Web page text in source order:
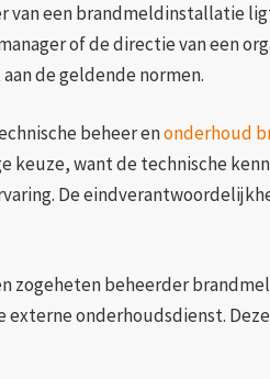
van een brandmeldinstallatie
of de directie van een
de geldende normen.
beheer enonderhoud
keuze, want de technische
De
zogeheten beheerder
externe onderhoudsdienst.